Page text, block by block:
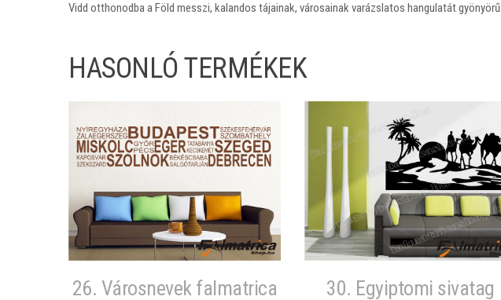
Vidd otthonodba a Föld messzi, kalandos tájainak, városainak varázslatos hangulatát gyönyörű
HASONLÓ TERMÉKEK
26. Városnevek falmatrica
30. Egyiptomi sivatag